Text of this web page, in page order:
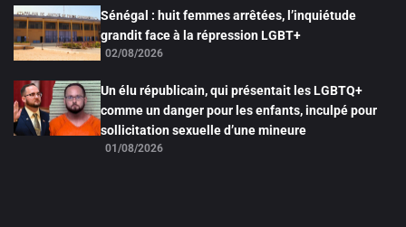
Sénégal : huit femmes arrêtées, l’inquiétude
grandit face à la répression LGBT+
02/08/2026
Un élu républicain, qui présentait les LGBTQ+
comme un danger pour les enfants, inculpé pour
sollicitation sexuelle d’une mineure
01/08/2026